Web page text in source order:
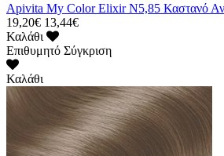
Apivita My Color Elixir N5,85 Καστανό
19,20€ 13,44€
Καλάθι
Επιθυμητό Σύγκριση
Καλάθι